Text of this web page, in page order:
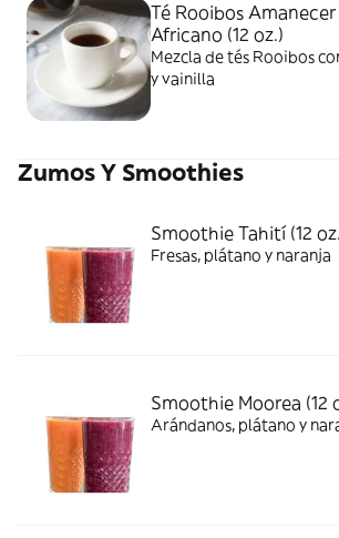
Té Rooibos Amanecer
Africano (12 oz.)
Mezcla de tés Rooibos
y vainilla
Zumos Y Smoothies
Smoothie Tahití (12
Fresas, plátano y naranja
Smoothie Moorea (12
Arándanos, plátano y